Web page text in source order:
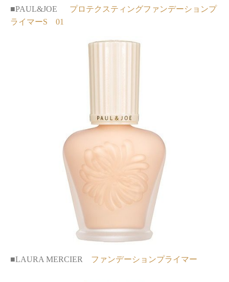
■PAUL&JOE プロテクスティングファンデーションプ
ライマーS 01
■LAURA MERCIER ファンデーションプライマー